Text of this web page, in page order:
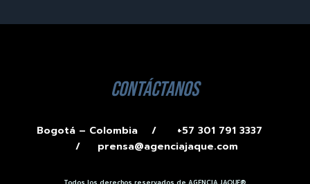
contáctanos
Bogotá – Colombia /
+57 301 791 3337
/ prensa@agenciajaque.com